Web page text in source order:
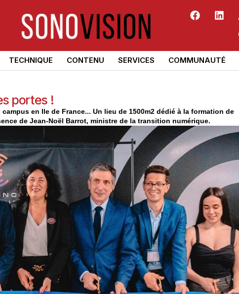
TECHNIQUE CONTENU SERVICES COMMUNAUTÉ
portes !
en Ile de France... Un lieu de 1500m2 dédié à la formation de
de Jean-Noël Barrot, ministre de la transition numérique.